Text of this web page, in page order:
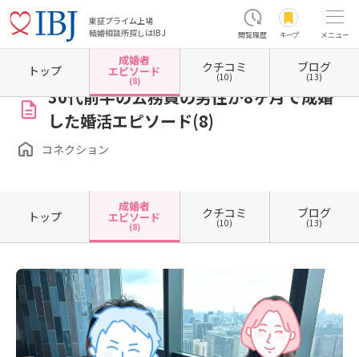
東証プライム上場
結婚相談所探しはIBJ
閲覧履歴 キープ メニュー
ホーム 千葉県の結婚相談所 千葉県松戸市 コネクション 成婚者エピソード一覧
30代前半の公務員の男性が8ヶ月で成婚
した婚活エピソード(8)
コネクション
トップ
成婚者
エピソード
(8)
クチコミ
(10)
ブログ
(13)
トップ
成婚者
エピソード
(8)
クチコミ
(10)
ブログ
(13)